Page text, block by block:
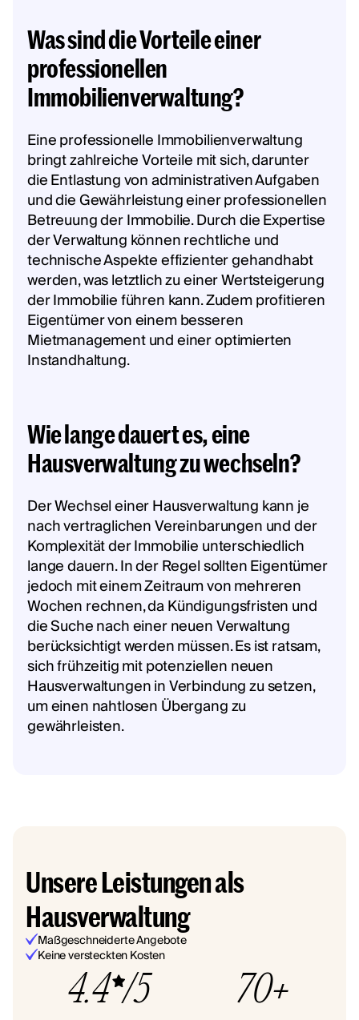
Was sind die Vorteile einer
professionellen
Immobilienverwaltung?
Eine professionelle Immobilienverwaltung
bringt zahlreiche Vorteile mit sich, darunter
die Entlastung von administrativen Aufgaben
und die Gewährleistung einer professionellen
Betreuung der Immobilie. Durch die Expertise
der Verwaltung können rechtliche und
technische Aspekte effizienter gehandhabt
werden, was letztlich zu einer Wertsteigerung
der Immobilie führen kann. Zudem profitieren
Eigentümer von einem besseren
Mietmanagement und einer optimierten
Instandhaltung.
Wie lange dauert es, eine
Hausverwaltung zu wechseln?
Der Wechsel einer Hausverwaltung kann je
nach vertraglichen Vereinbarungen und der
Komplexität der Immobilie unterschiedlich
lange dauern. In der Regel sollten Eigentümer
jedoch mit einem Zeitraum von mehreren
Wochen rechnen, da Kündigungsfristen und
die Suche nach einer neuen Verwaltung
berücksichtigt werden müssen. Es ist ratsam,
sich frühzeitig mit potenziellen neuen
Hausverwaltungen in Verbindung zu setzen,
um einen nahtlosen Übergang zu
gewährleisten.
Unsere Leistungen als
Hausverwaltung
Maßgeschneiderte Angebote
Keine versteckten Kosten
4.4 /5 70+